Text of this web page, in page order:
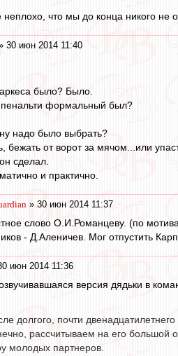
что мы до конца никого не
30 июн 2014 11:40
было? Было.
формальный был?
надо было выбрать?
бежать от ворот за мячом...или
сделал.
и практично.
» 30 июн 2014 11:37
слово О.И.Романцеву. (по
- Д.Аленичев. Мог отпустить
июн 2014 11:36
версия дядьки в
долгого, почти
рассчитываем на его большой
молодых партнеров.